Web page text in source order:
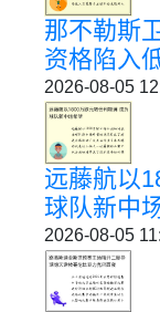
那不勒斯
资格陷入
2026-08-05
远藤航以
球队新中
2026-08-05